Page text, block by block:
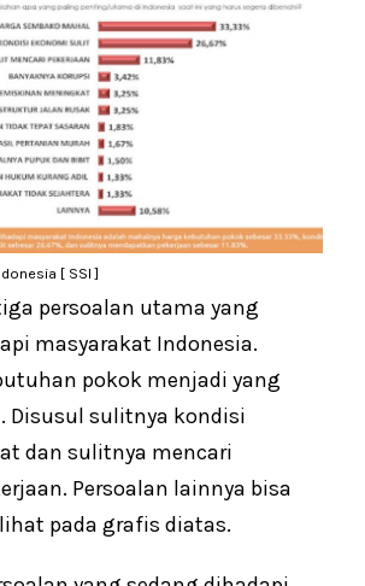
[ SSI ]
persoalan utama yang
masyarakat Indonesia.
pokok menjadi yang
Disusul sulitnya kondisi
dan sulitnya mencari
Persoalan lainnya bisa
pada grafis diatas.